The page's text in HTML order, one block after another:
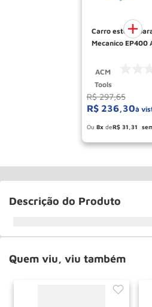
Carro esteira
Mecanico EP400
ACM
Tools
R$ 297,65
R$ 236,30à
pagando no
8 R$ 31 ,31
Descrição do Produto
Quem viu, viu também